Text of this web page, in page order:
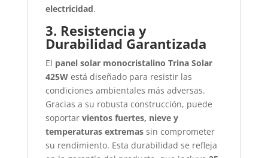
electricidad.
3. Resistencia y
Durabilidad Garantizada
El panel solar monocristalino Trina Solar
425Westá diseñado para resistir las
condiciones ambientales más adversas.
Gracias a su robusta construcción, puede
soportar vientos fuertes, nieve y
temperaturas extremassin comprometer
su rendimiento. Esta durabilidad se refleja